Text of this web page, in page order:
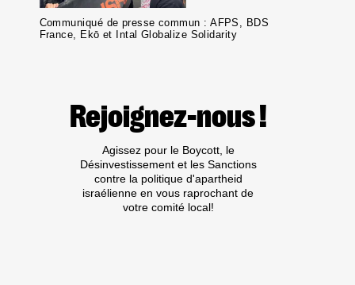
Communiqué de presse commun : AFPS, BDS
France, Ekō et Intal Globalize Solidarity
Rejoignez-nous !
Agissez pour le Boycott, le
Désinvestissement et les Sanctions
contre la politique d'apartheid
israélienne en vous raprochant de
votre comité local!